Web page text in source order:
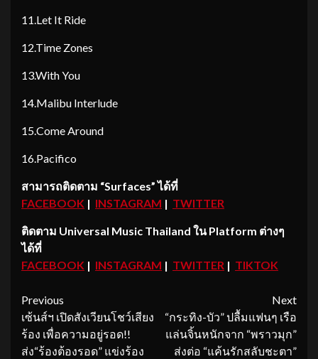
11.Let It Ride
12.Time Zones
13.With You
14.Malibu Interlude
15.Come Around
16.Pacifico
สามารถติดตาม “Surfaces” ได้ที่
FACEBOOK | INSTAGRAM | TWITTER
ติดตาม Universal Music Thailand ใน Platform ต่างๆ
ได้ที่
FACEBOOK | INSTAGRAM | TWITTER | TIKTOK
Continue
Reading
Previous
เซ้นส์ฯ เปิดสังเวียนโชว์เสียง
ร้อง เพื่อความอยู่รอด!!
ส่ง“ร้องต้องรอด” แข่งร้อง
Next
“กระทิง-บัว” ปลื้มแฟนๆ เรือ
แล่นจิ้นหนักจาก “พราวมุก”
ส่งต่อ “แค้นรักสลับชะตา”